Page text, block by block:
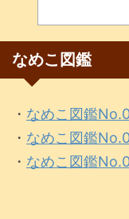
なめこ図鑑
・ なめこ図鑑
・ なめこ図鑑
・ なめこ図鑑